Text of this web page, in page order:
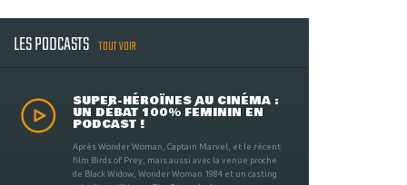
LES PODCASTS TOUT VOIR
SUPER-HÉROÏNES AU CINÉMA :
UN DÉBAT 100% FÉMININ EN
PODCAST !
Après Wonder Woman, Captain Marvel, et le récent
film Birds of Prey, mais aussi avec la venue proche
de Black Widow, Wonder Woman 1984 et un casting